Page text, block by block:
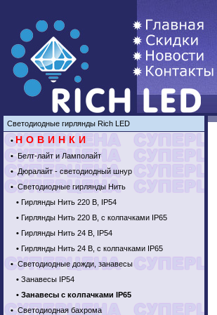
Светодиодные гирлянды Rich LED
•НОВИНКИ
•Белт-лайт и Ламполайт
•Дюралайт - светодиодный шнур
•Светодиодные гирлянды Нить
• Гирлянды Нить 220 В, IP54
• Гирлянды Нить 220 В, с колпачками IP65
• Гирлянды Нить 24 В, IP54
• Гирлянды Нить 24 В, с колпачками IP65
•Светодиодные дожди, занавесы
• Занавесы IP54
• Занавесы с колпачками IP65
•Светодиодная бахрома